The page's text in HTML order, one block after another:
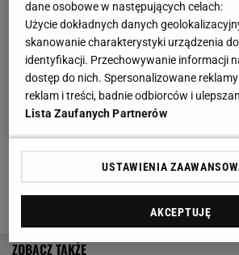
Zobacz wideoBitwa o fotel
zniesmaczony unikaniem debaty"
dane osobowe w następujących celach:
Użycie dokładnych danych
skanowanie charakterystyki urządzenia
identyfikacji. Przechowywanie informacji
dostęp do nich. Spersonalizowane
reklam i treści, badnie odbiorców i
Lista Zaufanych Partnerów
USTAWIENIA
AKCEPTUJĘ